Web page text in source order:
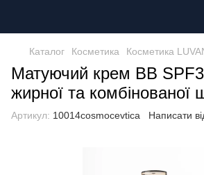
Каталог Косметика Косметика
Матуючий крем BB
жирної та комбінованої
Артикул: 10014cosmocevtica Написати